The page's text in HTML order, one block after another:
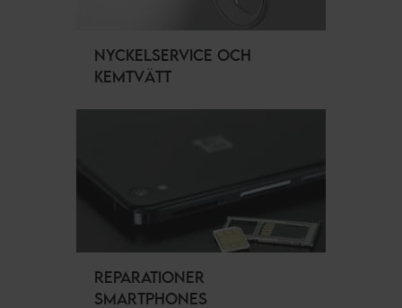
NYCKELSERVICE OCH
KEMTVÄTT
REPARATIONER
SMARTPHONES